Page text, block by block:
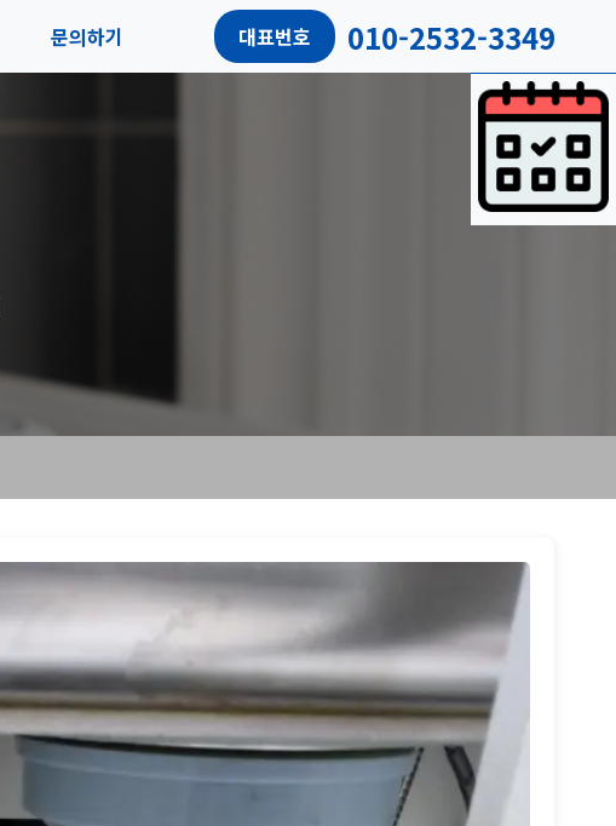
문의하기 대표번호 010-2532-3349